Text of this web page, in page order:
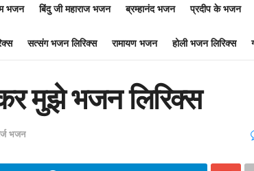
भजन बिंदु जी महाराज भजन ब्रम्हानंद भजन प्रदीप के भजन
सत्संग भजन लिरिक्स रामायण भजन होली भजन लिरिक्स
मुझे भजन लिरिक्स
भजन